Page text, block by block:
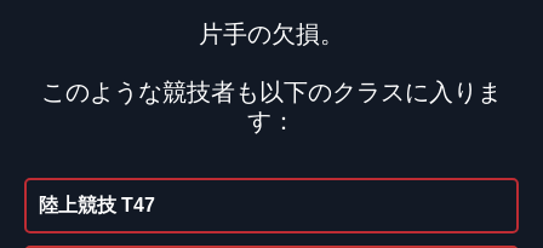
片手の欠損。
このような競技者も以下のクラスに入りま
す：
陸上競技 T47